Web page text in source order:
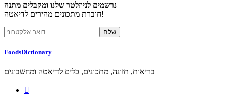
נרשמים לניוזלטר שלנו ומקבלים מתנה
חוברת מתכונים מהירים לדיאטה!
FoodsDictionary
בריאות, תזונה, מתכונים, כלים לדיאטה ומחשבונים
